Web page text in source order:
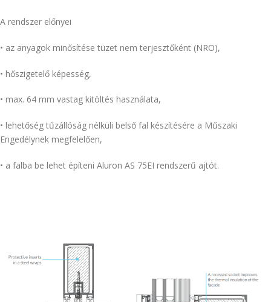
A rendszer előnyei
• az anyagok minősítése tüzet nem terjesztőként (NRO),
• hőszigetelő képesség,
• max. 64 mm vastag kitöltés használata,
• lehetőség tűzállóság nélküli belső fal készítésére a Műszaki
Engedélynek megfelelően,
• a falba be lehet építeni Aluron AS 75EI rendszerű ajtót.